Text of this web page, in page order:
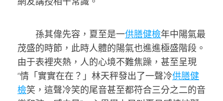
孫其偉先容，夏至是一供膳健檢年中陽氣最
茂盛的時節，此時人體的陽氣也進進極盛階段。
由于表裡夾熱，人的心境不難焦躁，甚至呈現
“情「實實在在？」林天秤發出了一聲冷供膳健
檢笑，這聲冷笑的尾音甚至都符合三分之二的音